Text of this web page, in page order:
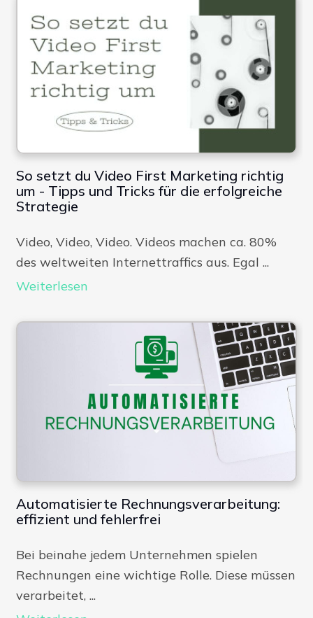
So setzt du Video First Marketing richtig
um - Tipps und Tricks für die erfolgreiche
Strategie
Video, Video, Video. Videos machen ca. 80%
des weltweiten Internettraffics aus. Egal ...
Weiterlesen
Automatisierte Rechnungsverarbeitung:
effizient und fehlerfrei
Bei beinahe jedem Unternehmen spielen
Rechnungen eine wichtige Rolle. Diese müssen
verarbeitet, ...